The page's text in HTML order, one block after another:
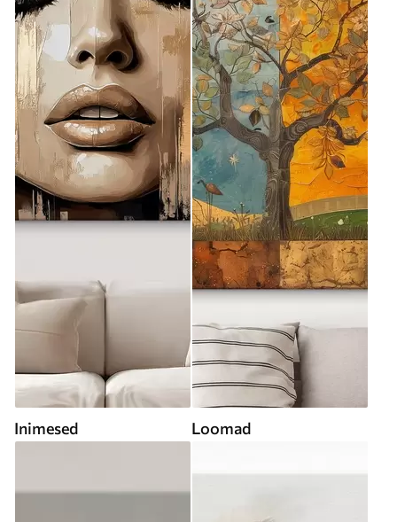
Inimesed Loomad